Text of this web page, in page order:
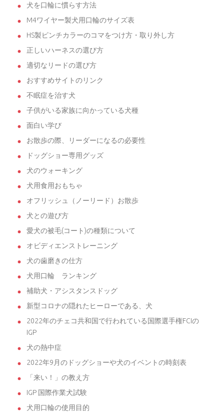
犬を口輪に慣らす方法
M4ワイヤー製犬用口輪のサイズ表
HS製ピンチカラーのコマをつけ方・取り外し方
正しいハーネスの選び方
適切なリードの選び方
おすすめサイトのリンク
不眠症を治す犬
子供がいる家族に向かっている犬種
面白い学び
お散歩の際、リーダーになるの必要性
ドッグショー専用グッズ
犬のウォーキング
犬用食用おもちゃ
オフリッシュ（ノーリード）お散歩
犬との遊び方
愛犬の被毛(コート)の種類について
オビディエンストレーニング
犬の歯磨きの仕方
犬用口輪 ランキング
補助犬・アシスタンスドッグ
新型コロナの隠れたヒーローである、犬
2022年のチェコ共和国で行われている国際選手権FCIの
IGP
犬の熱中症
2022年9月のドッグショーや犬のイベントの時刻表
「来い！」の教え方
IGP 国際作業犬試験
犬用口輪の使用目的